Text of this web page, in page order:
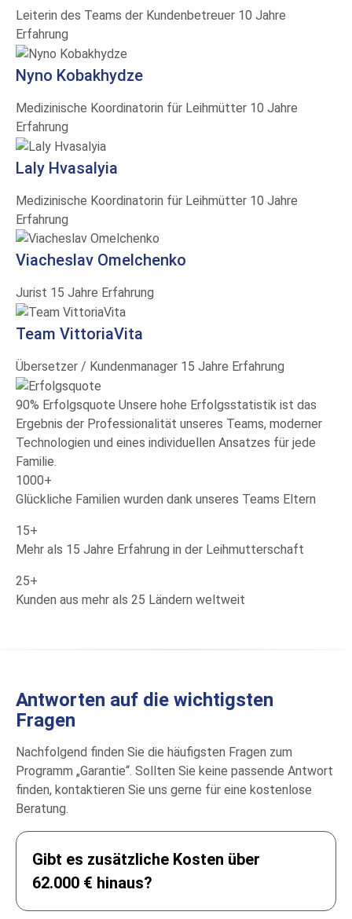
Leiterin des Teams der Kundenbetreuer 10 Jahre
Erfahrung
Nyno Kobakhydze
Medizinische Koordinatorin für Leihmütter 10 Jahre
Erfahrung
Laly Hvasalyia
Medizinische Koordinatorin für Leihmütter 10 Jahre
Erfahrung
Vіacheslav Omelchenko
Jurist 15 Jahre Erfahrung
Team VittoriaVita
Übersetzer / Kundenmanager 15 Jahre Erfahrung
90% Erfolgsquote Unsere hohe Erfolgsstatistik ist das
Ergebnis der Professionalität unseres Teams, moderner
Technologien und eines individuellen Ansatzes für jede
Familie.
1000+
Glückliche Familien wurden dank unseres Teams Eltern
15+
Mehr als 15 Jahre Erfahrung in der Leihmutterschaft
25+
Kunden aus mehr als 25 Ländern weltweit
Antworten auf die wichtigsten
Fragen
Nachfolgend finden Sie die häufigsten Fragen zum
Programm „Garantie“. Sollten Sie keine passende Antwort
finden, kontaktieren Sie uns gerne für eine kostenlose
Beratung.
Gibt es zusätzliche Kosten über
62.000 € hinaus?